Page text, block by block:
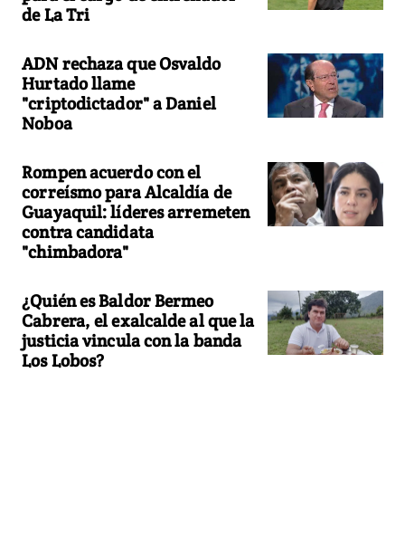
de La Tri
ADN rechaza que Osvaldo
Hurtado llame
"criptodictador" a Daniel
Noboa
Rompen acuerdo con el
correísmo para Alcaldía de
Guayaquil: líderes arremeten
contra candidata
"chimbadora"
¿Quién es Baldor Bermeo
Cabrera, el exalcalde al que la
justicia vincula con la banda
Los Lobos?